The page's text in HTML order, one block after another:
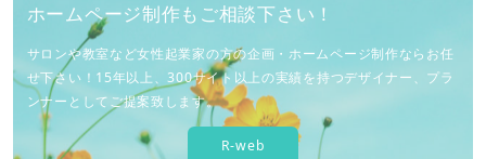
ホームページ制作もご相談下さい！
サロンや教室など女性起業家の方の企画・ホームページ制作ならお任
せ下さい！15年以上、300サイト以上の実績を持つデザイナー、プラ
ンナーとしてご提案致します。
R-web